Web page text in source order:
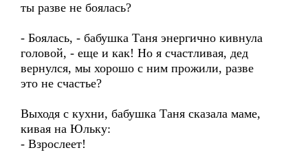
ты разве не боялась?
- Боялась, - бабушка Таня энергично кивнула
головой, - еще и как! Но я счастливая, дед
вернулся, мы хорошо с ним прожили, разве
это не счастье?
Выходя с кухни, бабушка Таня сказала маме,
кивая на Юльку:
- Взрослеет!